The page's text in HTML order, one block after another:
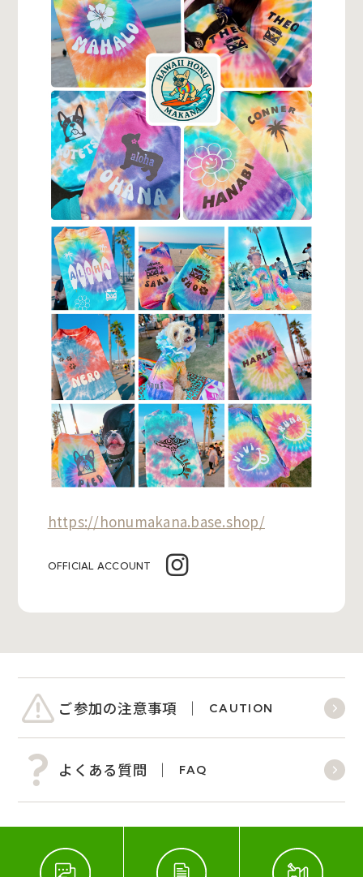
https://honumakana.base.shop/
OFFICIAL ACCOUNT
ご参加の注意事項 CAUTION
よくある質問 FAQ